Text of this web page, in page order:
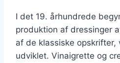
I det 19. århundrede
produktion af dressinger
af de klassiske opskrifter,
udviklet. Vinaigrette og